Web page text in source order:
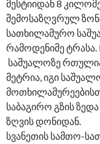
მესტიიდან 8
შემოსაზღვრულ
სათხილამურო
რამოდენიმე ტრასა.
საშუალოზე
მეტრია, იგი
საბაგირო გზის
ზღვის დონიდან.
სვანეთის სამთო-